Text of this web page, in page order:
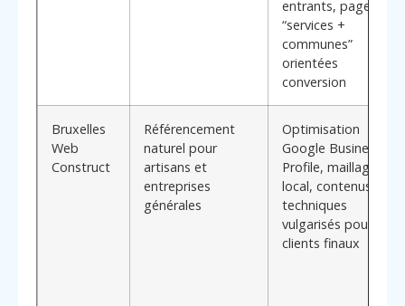
entrants, pages
“services +
communes”
orientées
conversion
Bruxelles
Web
Construct
Référencement
naturel pour
artisans et
entreprises
générales
Optimisation
Google Business
Profile, maillage
local, contenus
techniques
vulgarisés pour
clients finaux